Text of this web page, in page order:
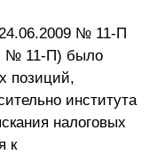
№ 11-П
№ 11-П) было
позиций,
института
налоговых
к